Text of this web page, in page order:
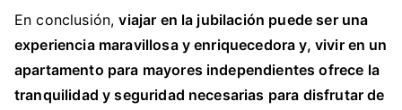
En conclusión,viajar en la jubilación puede ser una
experiencia maravillosa y enriquecedora y, vivir en un
apartamento para mayores independientes ofrece la
tranquilidad y seguridad necesarias para disfrutar de